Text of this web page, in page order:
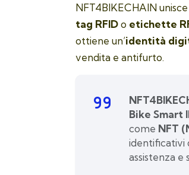
NFT4BIKECHAIN unisce
tag RFIDo etichette
ottiene un’identità
vendita e antifurto.
Bike Smart
come NFT
identificativi
assistenza